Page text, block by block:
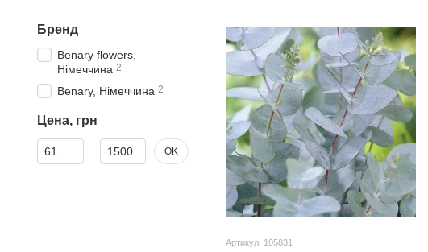
Артикул: 105831
Бренд
Benary flowers,
Німеччина 2
Benary, Німеччина 2
Цена, грн
От Цена, грн
До Цена, грн OK